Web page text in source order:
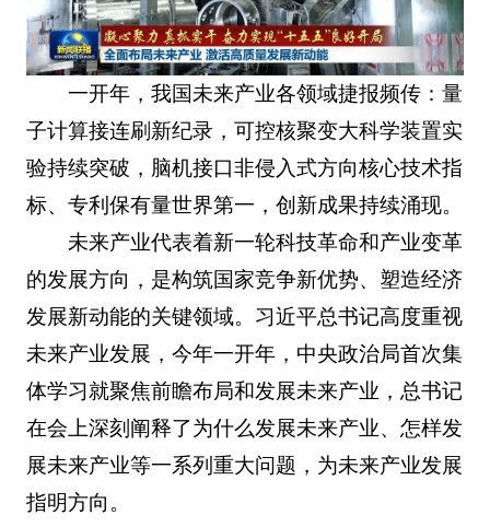
一开年，我国未来产业各领域捷报频传：量
子计算接连刷新纪录，可控核聚变大科学装置实
验持续突破，脑机接口非侵入式方向核心技术指
标、专利保有量世界第一，创新成果持续涌现。
未来产业代表着新一轮科技革命和产业变革
的发展方向，是构筑国家竞争新优势、塑造经济
发展新动能的关键领域。习近平总书记高度重视
未来产业发展，今年一开年，中央政治局首次集
体学习就聚焦前瞻布局和发展未来产业，总书记
在会上深刻阐释了为什么发展未来产业、怎样发
展未来产业等一系列重大问题，为未来产业发展
指明方向。